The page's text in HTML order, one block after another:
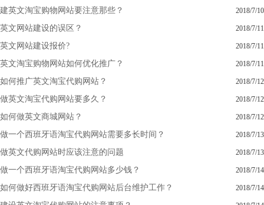
建英文淘宝购物网站要注意那些？ 2018/7/10
英文网站建设的误区？ 2018/7/11
英文网站建设报价? 2018/7/11
英文淘宝购物网站如何优化推广？ 2018/7/11
如何推广英文淘宝代购网站？ 2018/7/12
做英文淘宝代购网站要多久？ 2018/7/12
如何做英文商城网站？ 2018/7/12
做一个西班牙语淘宝代购网站需要多长时间？ 2018/7/13
做英文代购网站时应该注意的问题 2018/7/13
做一个西班牙语淘宝代购网站多少钱？ 2018/7/14
如何做好西班牙语淘宝代购网站后台维护工作？ 2018/7/14